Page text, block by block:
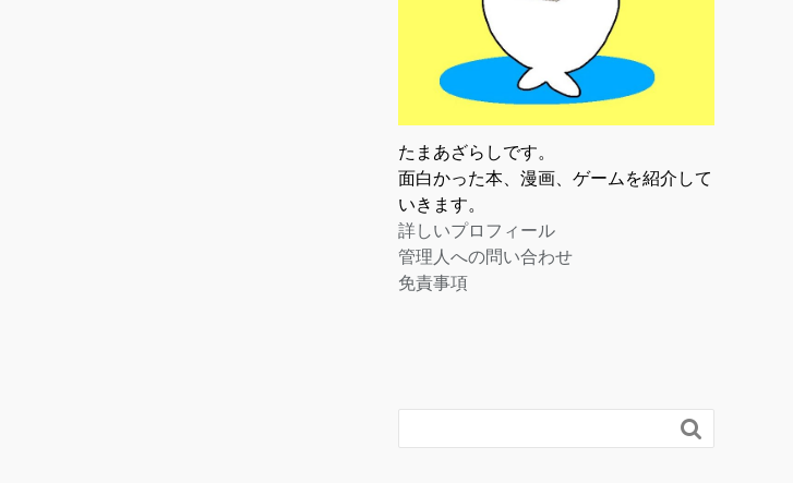
たまあざらしです。
面白かった本、漫画、ゲームを紹介して
いきます。
詳しいプロフィール
管理人への問い合わせ
免責事項
